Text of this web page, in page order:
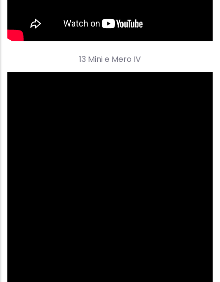
13 Mini e Mero IV